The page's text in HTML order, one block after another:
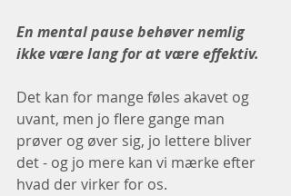
En mental pause behøver nemlig
ikke være lang for at være effektiv.
Det kan for mange føles akavet og
uvant, men jo flere gange man
prøver og øver sig, jo lettere bliver
det - og jo mere kan vi mærke efter
hvad der virker for os.